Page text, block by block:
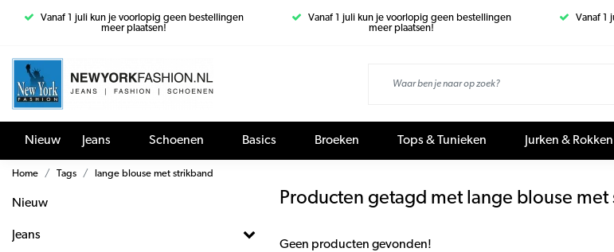
Vanaf 1 juli kun je voorlopig geen bestellingen
meer plaatsen!
Vanaf 1 juli kun je voorlopig geen bestellingen
meer plaatsen!
Vanaf 1
Nieuw Jeans Schoenen Basics Broeken Tops & Tunieken Jurken & Rokken
Home Tags lange blouse met strikband
Nieuw
Jeans
Producten getagd met lange blouse met
Geen producten gevonden!